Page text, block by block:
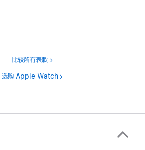
比较所有表款
选购 Apple Watch